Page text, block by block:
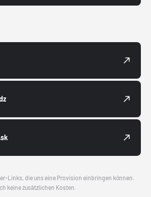
Links, die uns eine Provision einbringen können.
keine zusätzlichen Kosten.